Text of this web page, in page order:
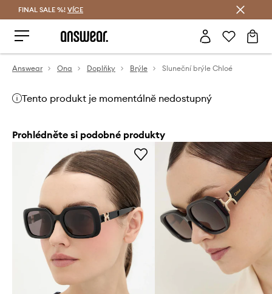
FINAL SALE %! VÍCE
Answear Ona Doplňky Brýle Sluneční brýle Chloé
Tento produkt je momentálně nedostupný
Prohlédněte si podobné produkty